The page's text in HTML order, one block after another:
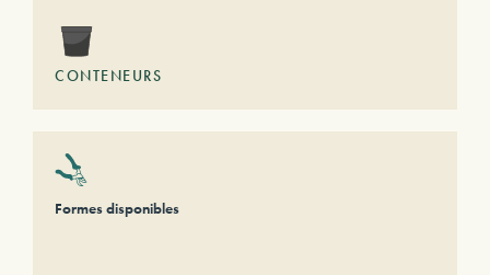
CONTENEURS
Formes disponibles